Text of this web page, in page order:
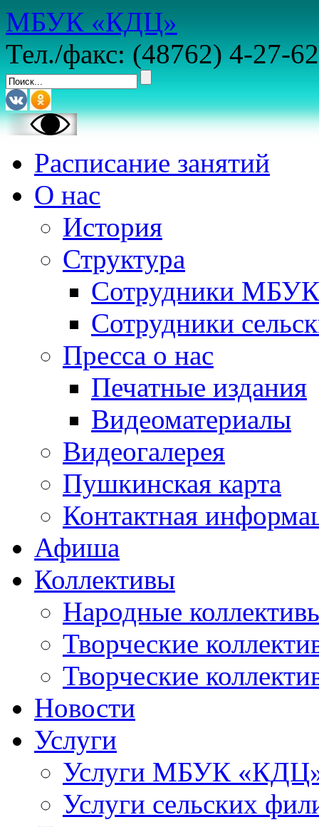
МБУК «КДЦ»
Тел./факс: (48762) 4-27-62
Расписание занятий
О нас
История
Структура
Сотрудники
Сотрудники
Пресса о нас
Печатные издания
Видеоматериалы
Видеогалерея
Пушкинская карта
Контактная
Афиша
Коллективы
Народные
Творческие
Творческие
Новости
Услуги
Услуги МБУК
Услуги сельских